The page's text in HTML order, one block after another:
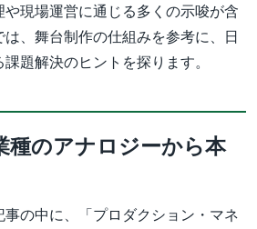
現場運営に通じる多くの示唆が含
、舞台制作の仕組みを参考に、日
題解決のヒントを探ります。
種のアナロジーから本
の中に、「プロダクション・マネ